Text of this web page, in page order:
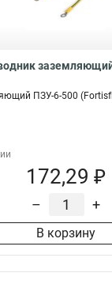
ПЗУ-6-500
172,29 ₽
– +
В корзину